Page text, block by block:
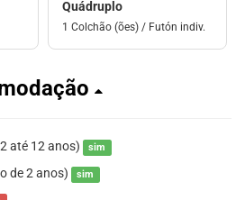
Quádruplo
1 Colchão (ões) / Futón indiv.
até 12 anos) sim
de 2 anos) sim